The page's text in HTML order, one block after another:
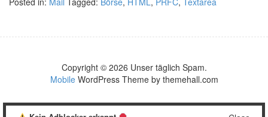
Copyright © 2026 Unser täglich Spam.
MobileWordPress Theme by themehall.com